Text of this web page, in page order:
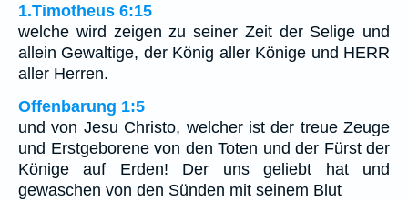
1.Timotheus 6:15
welche wird zeigen zu seiner Zeit der Selige und
allein Gewaltige, der König aller Könige und HERR
aller Herren.
Offenbarung 1:5
und von Jesu Christo, welcher ist der treue Zeuge
und Erstgeborene von den Toten und der Fürst der
Könige auf Erden! Der uns geliebt hat und
gewaschen von den Sünden mit seinem Blut